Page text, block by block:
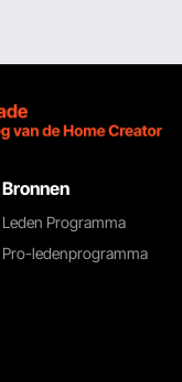
Bronnen
Leden Programma
Pro-ledenprogramma